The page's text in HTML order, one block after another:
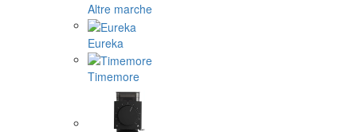
Altre marche
Eureka
Timemore